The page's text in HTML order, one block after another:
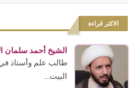
الاكثر قراءة
الشيخ أحمد سلمان
طالب علم وأستاذ
البيت...